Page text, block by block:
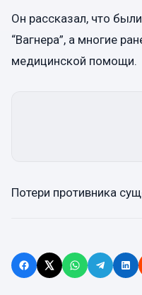
Он рассказал, что
“Вагнера”, а многие
медицинской помощи.
Потери противника